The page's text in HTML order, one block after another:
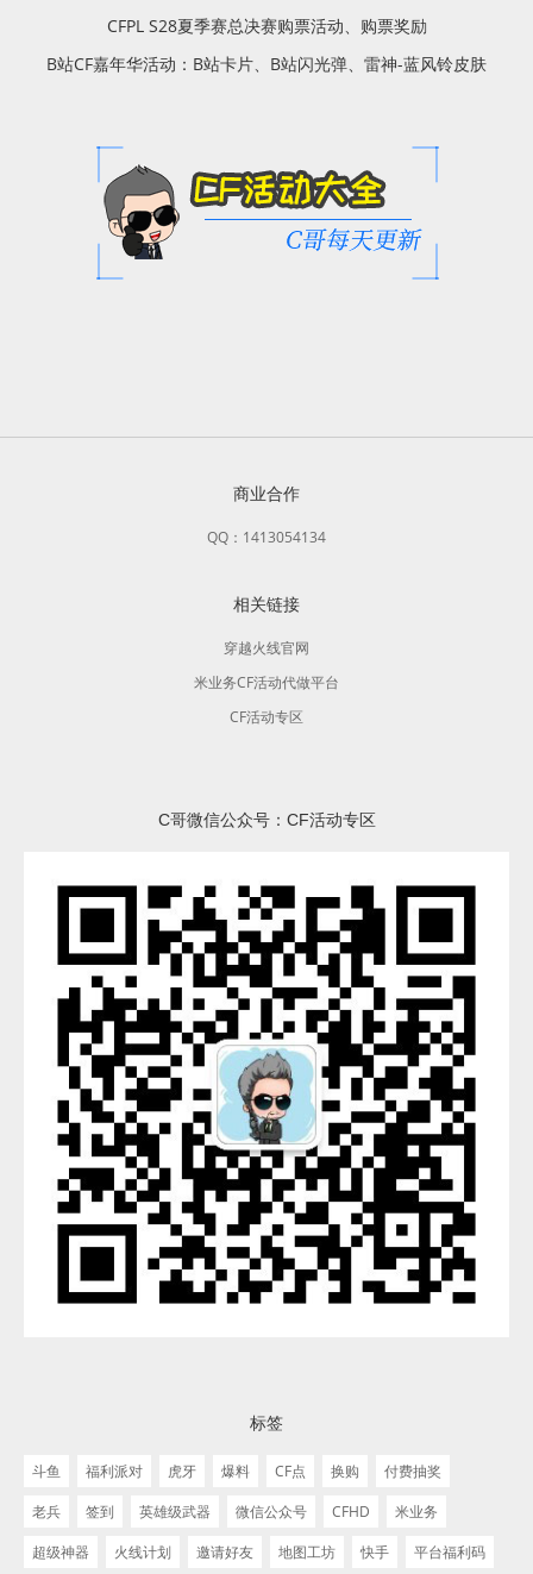
CFPL S28夏季赛总决赛购票活动、购票奖励
B站CF嘉年华活动：B站卡片、B站闪光弹、雷神-蓝风铃皮肤
商业合作
QQ：1413054134
相关链接
穿越火线官网
米业务CF活动代做平台
CF活动专区
C哥微信公众号：CF活动专区
标签
斗鱼 福利派对 虎牙 爆料 CF点 换购
付费抽奖
老兵
签到 英雄级武器 微信公众号 CFHD
米业务
超级神器
火线计划 邀请好友 地图工坊 快手 平台福利码